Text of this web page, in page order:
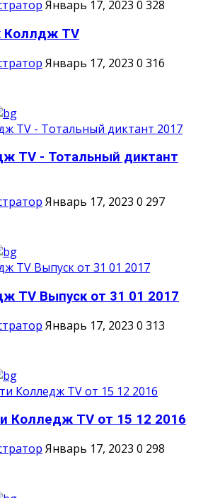
Январь 17, 2023 0 328
Коллдж TV
Январь 17, 2023 0 316
TV - Тотальный диктант
Январь 17, 2023 0 297
TV Выпуск от 31 01 2017
Январь 17, 2023 0 313
Колледж TV от 15 12 2016
Январь 17, 2023 0 298